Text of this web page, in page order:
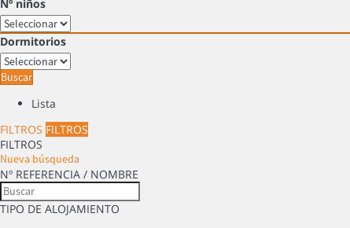
Nº niños
Dormitorios
Buscar
Lista
FILTROS FILTROS
FILTROS
Nueva búsqueda
Nº REFERENCIA / NOMBRE
TIPO DE ALOJAMIENTO